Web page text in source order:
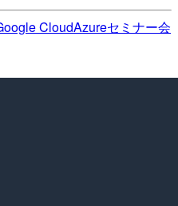
CloudAzureセミナー会